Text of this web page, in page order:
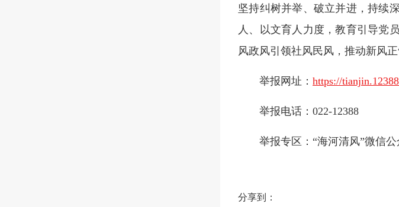
坚持纠树并举、破立并进，持续
人、以文育人力度，教育引导党
风政风引领社风民风，推动新风正
举报网址： https://
举报电话：022-12388
举报专区：“海河清风”微信
分享到：